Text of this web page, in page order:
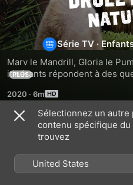
de
Série TV ·
Marv le Mandrill, Gloria le
itinérants répondent à des
PLUS
2020 · 6m
Saison 1
Sélectionnez un
contenu spécifique
trouvez
United States